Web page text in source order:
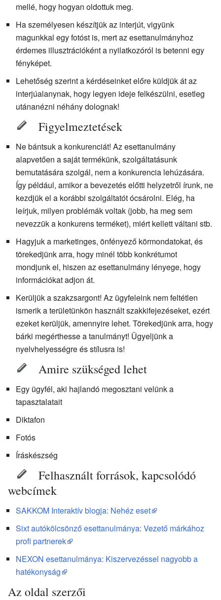
mellé, hogy hogyan oldottuk meg.
Ha személyesen készítjük az interjút, vigyünk
magunkkal egy fotóst is, mert az esettanulmányhoz
érdemes illusztrációként a nyilatkozóról is betenni egy
fényképet.
Lehetőség szerint a kérdéseinket előre küldjük át az
interjúalanynak, hogy legyen ideje felkészülni, esetleg
utánanézni néhány dolognak!
Figyelmeztetések
Ne bántsuk a konkurenciát! Az esettanulmány
alapvetően a saját termékünk, szolgáltatásunk
bemutatására szolgál, nem a konkurencia lehúzására.
Így például, amikor a bevezetés előtti helyzetről írunk, ne
kezdjük el a korábbi szolgáltatót ócsárolni. Elég, ha
leírjuk, milyen problémák voltak (jobb, ha meg sem
nevezzük a konkurens terméket), miért kellett váltani stb.
Hagyjuk a marketinges, önfényező körmondatokat, és
törekedjünk arra, hogy minél több konkrétumot
mondjunk el, hiszen az esettanulmány lényege, hogy
információkat adjon át.
Kerüljük a szakzsargont! Az ügyfeleink nem feltétlen
ismerik a területünkön használt szakkifejezéseket, ezért
ezeket kerüljük, amennyire lehet. Törekedjünk arra, hogy
bárki megérthesse a tanulmányt! Ügyeljünk a
nyelvhelyességre és stílusra is!
Amire szükséged lehet
Egy ügyfél, aki hajlandó megosztani velünk a
tapasztalatait
Diktafon
Fotós
Íráskészség
Felhasznált források, kapcsolódó
webcímek
SAKKOM Interaktív blogja: Nehéz eset
Sixt autókölcsönző esettanulmánya: Vezető márkához
profi partnerek
NEXON esettanulmánya: Kiszervezéssel nagyobb a
hatékonyság
Az oldal szerzői